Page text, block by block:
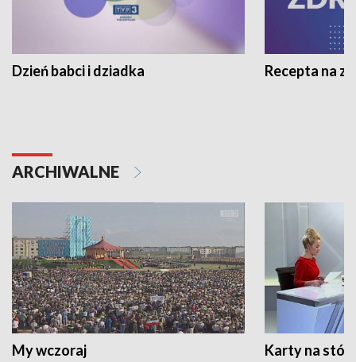
Dzień babci i dziadka Recepta na
ARCHIWALNE
My wczoraj Karty na